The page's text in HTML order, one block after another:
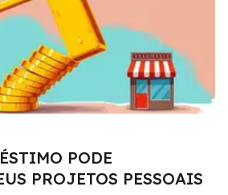
PODE
PROJETOS PESSOAIS